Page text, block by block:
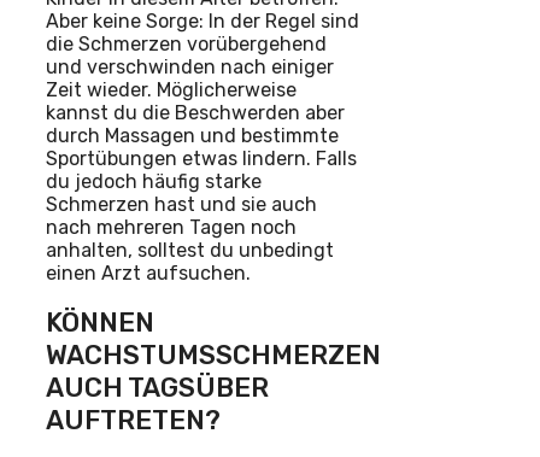
Aber keine Sorge: In der Regel sind
die Schmerzen vorübergehend
und verschwinden nach einiger
Zeit wieder. Möglicherweise
kannst du die Beschwerden aber
durch Massagen und bestimmte
Sportübungen etwas lindern. Falls
du jedoch häufig starke
Schmerzen hast und sie auch
nach mehreren Tagen noch
anhalten, solltest du unbedingt
einen Arzt aufsuchen.
KÖNNEN
WACHSTUMSSCHMERZEN
AUCH TAGSÜBER
AUFTRETEN?